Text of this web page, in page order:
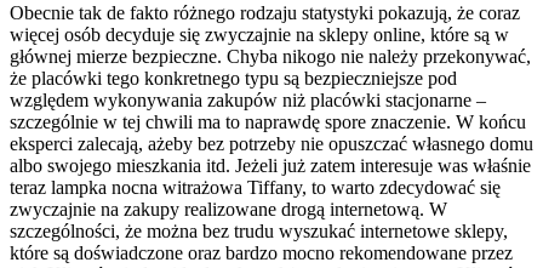
Obecnie tak de fakto różnego rodzaju statystyki pokazują, że coraz
więcej osób decyduje się zwyczajnie na sklepy online, które są w
głównej mierze bezpieczne. Chyba nikogo nie należy przekonywać,
że placówki tego konkretnego typu są bezpieczniejsze pod
względem wykonywania zakupów niż placówki stacjonarne –
szczególnie w tej chwili ma to naprawdę spore znaczenie. W końcu
eksperci zalecają, ażeby bez potrzeby nie opuszczać własnego domu
albo swojego mieszkania itd. Jeżeli już zatem interesuje was właśnie
teraz lampka nocna witrażowa Tiffany, to warto zdecydować się
zwyczajnie na zakupy realizowane drogą internetową. W
szczególności, że można bez trudu wyszukać internetowe sklepy,
które są doświadczone oraz bardzo mocno rekomendowane przez